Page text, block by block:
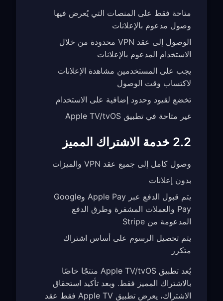
متاحة فقط على المنصات التي يُعرض فيها
وصول مدعوم بالإعلانات
الوصول إلى عقد VPN محدودة من خلال
الاستخدام المدعوم بالإعلانات
يجب على المستخدمين مشاهدة الإعلانات
لاكتساب وقت الوصول
تخضع لقيود وحدود إضافية على الاستخدام
غير متاحة في تطبيق Apple TV/tvOS
2.2 خدمة الاشتراك المميز
وصول كامل إلى جميع عقد VPN والميزات
بدون إعلانات
يتم قبول الدفع عبر Apple Pay وGoogle
Pay والعملات المشفرة وطرق الدفع
المدعومة من Stripe
يتم تحصيل الرسوم على أساس اشتراك
متكرر
يُعد تطبيق Apple TV/tvOS منتجًا خاصًا
بالاشتراك المميز فقط. وبعد تأكيد استحقاق
الاشتراك، يعرض تطبيق Apple TV فقط عقد